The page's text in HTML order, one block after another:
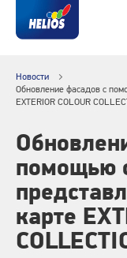
Новости
Обновление фасадов с
EXTERIOR COLOUR
помощью
карте